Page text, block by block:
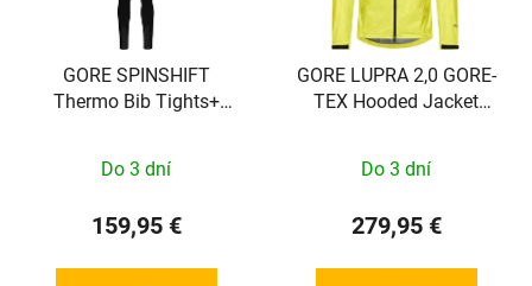
GORE SPINSHIFT
Thermo Bib Tights+
Do 3 dní
159,95 €
GORE LUPRA 2,0 GORE-
TEX Hooded Jacket
Do 3 dní
279,95 €